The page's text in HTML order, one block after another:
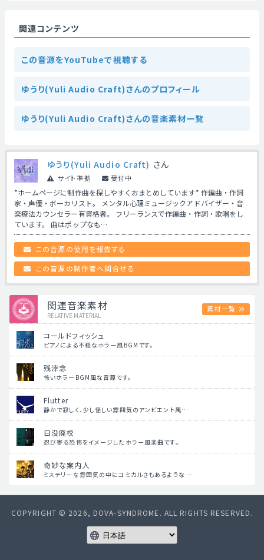
関連コンテンツ
この音源をYouTubeで視聴する
ゆうり(Yuli Audio Craft)さんのプロフィール
ゆうり(Yuli Audio Craft)さんの音楽素材一覧
ゆうり(Yuli Audio Craft) さん
サイト準拠 受付中
*ホームページに制作曲を探しやすくおまとめしています* 作編曲・作詞
家・声優・ボーカリスト。 メンタル心理ミュージックアドバイザー・音
楽療法カウンセラー有資格者。 フリーランスで作編曲・作詞・歌唱をし
ています。 曲はポップなも…
この音源の使用を報告する
この音源の制作者へ問合せる
関連音楽素材
RELATIVE MATERIAL
素材一覧
コールドフィッシュ
ピアノによる不穏なホラー風BGMです。
残滓念
怖いホラーBGM風な音源です。
Flutter
静かで寂しく、少し怪しい雰囲気のアンビエント風…
日没廃校
忍び寄る恐怖をイメージしたホラー風楽曲です。
奇妙な案内人
ミステリーな雰囲気の中にコミカルさもあるような…
COPYRIGHT © 2026, DOVA-SYNDROME. ALL RIGHTS RESERVED.